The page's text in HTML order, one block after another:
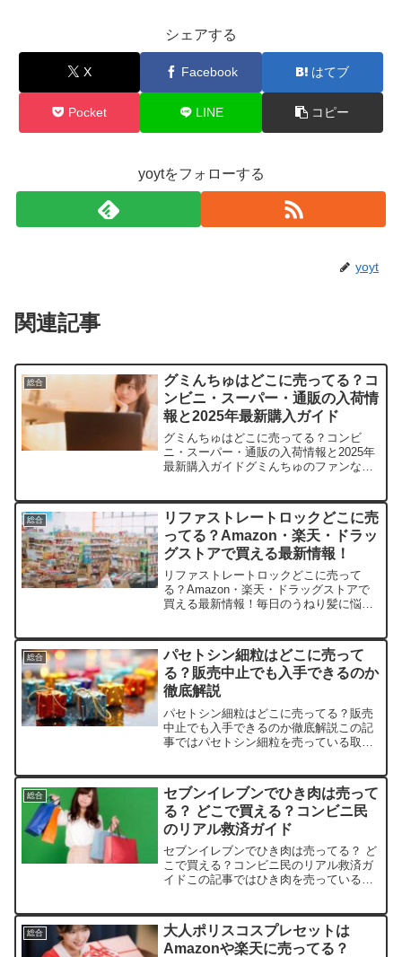
シェアする
X Facebook はてブ
Pocket LINE コピー
yoytをフォローする
yoyt
関連記事
総合
グミんちゅはどこに売ってる？コ
ンビニ・スーパー・通販の入荷情
報と2025年最新購入ガイド
グミんちゅはどこに売ってる？コンビ
ニ・スーパー・通販の入荷情報と2025年
最新購入ガイドグミんちゅのファンな
この記事では、グミんちゅの取扱店や平
均価格、安く買える場所を...
総合
リファストレートロックどこに売
ってる？Amazon・楽天・ドラッ
グストアで買える最新情報！
リファストレートロックどこに売って
る？Amazon・楽天・ドラッグストアで
買える最新情報！毎日のうねり髪に悩ん
均的な値段、安く買える場所などを手短
に紹介します。あなたの...
総合
パセトシン細粒はどこに売って
る？販売中止でも入手できるのか
徹底解説
パセトシン細粒はどこに売ってる？販売
中止でも入手できるのか徹底解説この記
事ではパセトシン細粒を売っている取扱
考楽天市場取扱なし～代替薬情報あり医
療用のため販売停止中Am...
総合
セブンイレブンでひき肉は売って
る？ どこで買える？コンビニ民
のリアル救済ガイド
セブンイレブンでひき肉は売ってる？ ど
こで買える？コンビニ民のリアル救済ガ
イドこの記事ではひき肉を売っている取
にサクッと買いたいあなたにぴったりで
す。店舗商品例平均価格...
総合
大人ポリスコスプレセットは
Amazonや楽天に売ってる？